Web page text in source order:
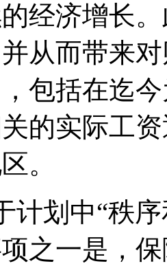
经济增长
从而带来
包括在迄
的实际工
。
计划中“秩
之一是，